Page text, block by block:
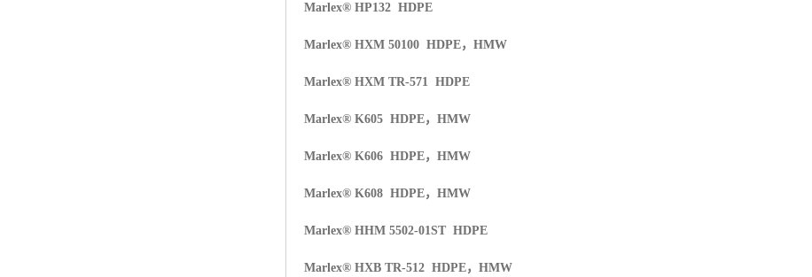
Marlex® HP132 HDPE
Marlex® HXM 50100 HDPE， HMW
Marlex® HXM TR-571 HDPE
Marlex® K605 HDPE， HMW
Marlex® K606 HDPE， HMW
Marlex® K608 HDPE， HMW
Marlex® HHM 5502-01ST HDPE
Marlex® HXB TR-512 HDPE， HMW